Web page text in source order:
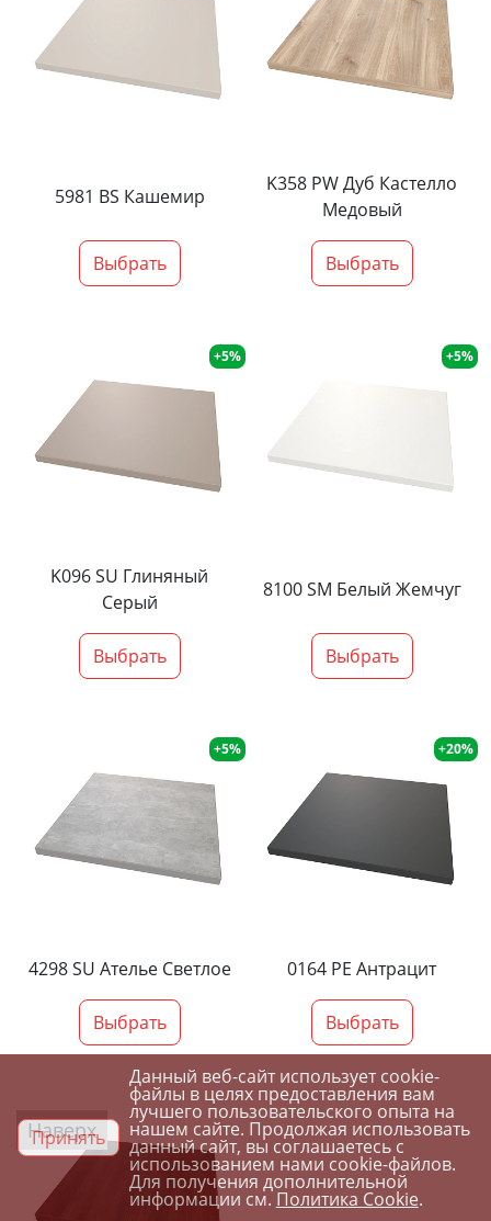
5981 BS Кашемир
Выбрать
K358 PW Дуб Кастелло
Медовый
Выбрать
+5%
K096 SU Глиняный
Серый
Выбрать
+5%
8100 SM Белый Жемчуг
Выбрать
+5%
4298 SU Ателье Светлое
Выбрать
+20%
0164 PE Антрацит
Выбрать
Наверх
Принять
Данный веб-сайт использует cookie-
файлы в целях предоставления вам
лучшего пользовательского опыта на
нашем сайте. Продолжая использовать
данный сайт, вы соглашаетесь с
использованием нами cookie-файлов.
Для получения дополнительной
информации см.Политика Cookie.